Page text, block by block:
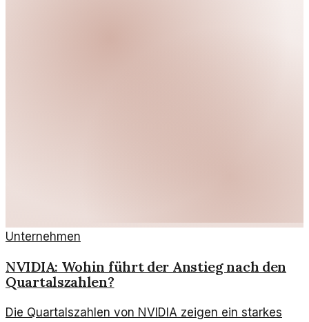
Unternehmen
NVIDIA: Wohin führt der Anstieg nach den
Quartalszahlen?
Die Quartalszahlen von NVIDIA zeigen ein starkes